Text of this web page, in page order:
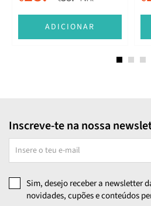
ADICIONAR
Inscreve-te na nossa
Sim, desejo receber a newsletter
novidades, cupões e conteúdos